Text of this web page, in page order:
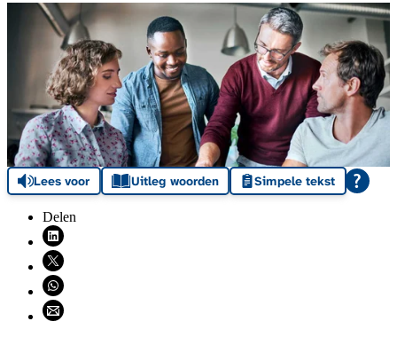
Lees voor Uitleg woorden Simpele tekst
Delen
Deel via LinkedIn (opent nieuw venster)
Deel via X (opent nieuw venster)
Deel via WhatsApp (opent WhatsApp)
Deel via email (opent email programma)